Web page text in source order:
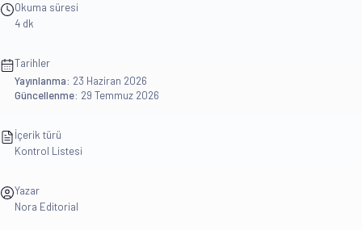
Okuma süresi
4 dk
Tarihler
Yayınlanma: 23 Haziran 2026
Güncellenme: 29 Temmuz 2026
İçerik türü
Kontrol Listesi
Yazar
Nora Editorial